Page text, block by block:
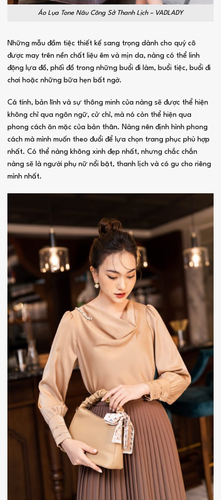
Áo Lụa Tone Nâu Công Sở Thanh Lịch – VADLADY
Những mẫu đầm tiệc thiết kế sang trọng dành cho quý cô
được may trên nền chất liệu êm và mịn da, nàng có thể linh
động lựa đồ, phối đồ trong những buổi đi làm, buổi tiệc, buổi đi
chơi hoặc những bữa hẹn bất ngờ.
Cá tính, bản lĩnh và sự thông minh của nàng sẽ được thể hiện
không chỉ qua ngôn ngữ, cử chỉ, mà nó còn thể hiện qua
phong cách ăn mặc của bản thân. Nàng nên định hình phong
cách mà mình muốn theo đuổi để lựa chọn trang phục phù hợp
nhất. Có thể nàng không xinh đẹp nhất, nhưng chắc chắn
nàng sẽ là người phụ nữ nổi bật, thanh lịch và có gu cho riêng
mình nhất.